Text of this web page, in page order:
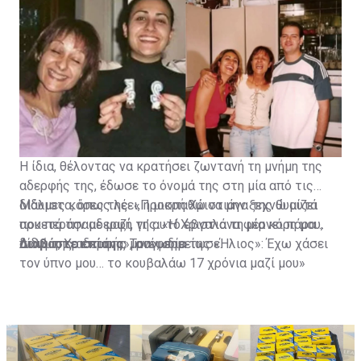
Η ίδια, θέλοντας να κρατήσει ζωντανή τη μνήμη της
αδερφής της, έδωσε το όνομά της στη μία από τις
δίδυμες κόρες της. «Προσπαθώ να μην ξεχνώ αυτά
που περάσαμε μαζί, γι’ αυτό έβγαλα τη μία κόρη μου,
δίδυμη, Χριστιάνα», ανέφερε.
Μάλιστα, όπως λέει, η μικρή Χριστιάνα της θυμίζει
αρκετά την αδερφή της. «Η Χριστιάνα φέρνει πάρα
πολύ της αδερφής μου», σημείωσε.
Διαβάστε επίσης: Τραγωδία της «Ήλιος»: Έχω χάσει
τον ύπνο μου… το κουβαλάω 17 χρόνια μαζί μου»